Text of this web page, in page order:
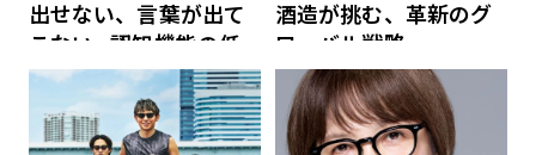
出せない、言葉が出て
こない…認知機能の低
下を救う、脳のインナ
ーケアとは
酒造が挑む、革新のグ
ローバル戦略